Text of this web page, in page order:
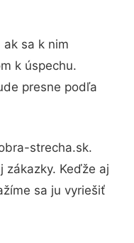
sa k nim
k úspechu.
presne podľa
strecha.sk.
zákazky. Keďže aj
sa ju vyriešiť